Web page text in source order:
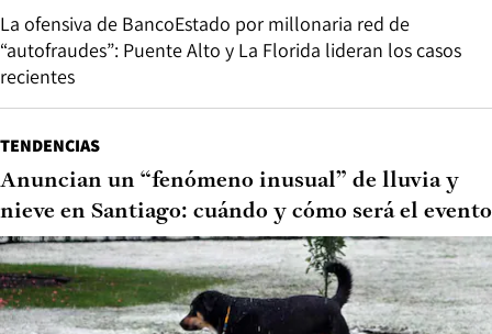
La ofensiva de BancoEstado por millonaria red de
“autofraudes”: Puente Alto y La Florida lideran los casos
recientes
TENDENCIAS
Anuncian un “fenómeno inusual” de lluvia y
nieve en Santiago: cuándo y cómo será el evento